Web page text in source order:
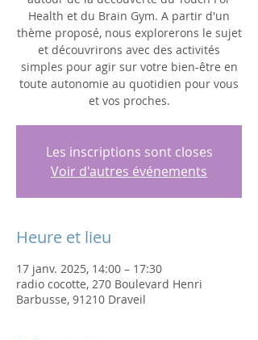
Health et du Brain Gym. A partir d'un
thème proposé, nous explorerons le sujet
et découvrirons avec des activités
simples pour agir sur votre bien-être en
toute autonomie au quotidien pour vous
et vos proches.
Les inscriptions sont closes
Voir d'autres événements
Heure et lieu
17 janv. 2025, 14:00 – 17:30
radio cocotte, 270 Boulevard Henri
Barbusse, 91210 Draveil